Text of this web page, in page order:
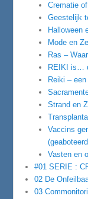
Crematie
Geestelijk
Halloween
Mode en
Ras –
REIKI is…
Reiki –
Strand en
Vaccins
Vasten en
#01 SERIE :
02 De
03